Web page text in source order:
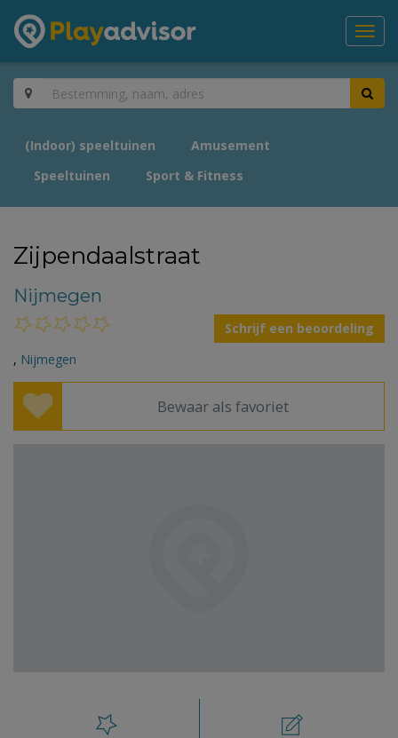
(Indoor) speeltuinen
Amusement
Speeltuinen
Sport & Fitness
Zijpendaalstraat
Nijmegen
Schrijf een beoordeling
, Nijmegen
Bewaar als favoriet